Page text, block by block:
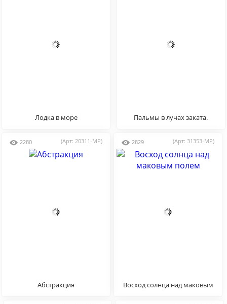
Лодка в море Пальмы в лучах заката.
2280 (Арт: 20311-MP)
Абстракция
2829 (Арт: 31353-MP)
Восход солнца над маковым